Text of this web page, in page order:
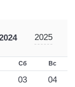
2025
Сб Вс
03
04